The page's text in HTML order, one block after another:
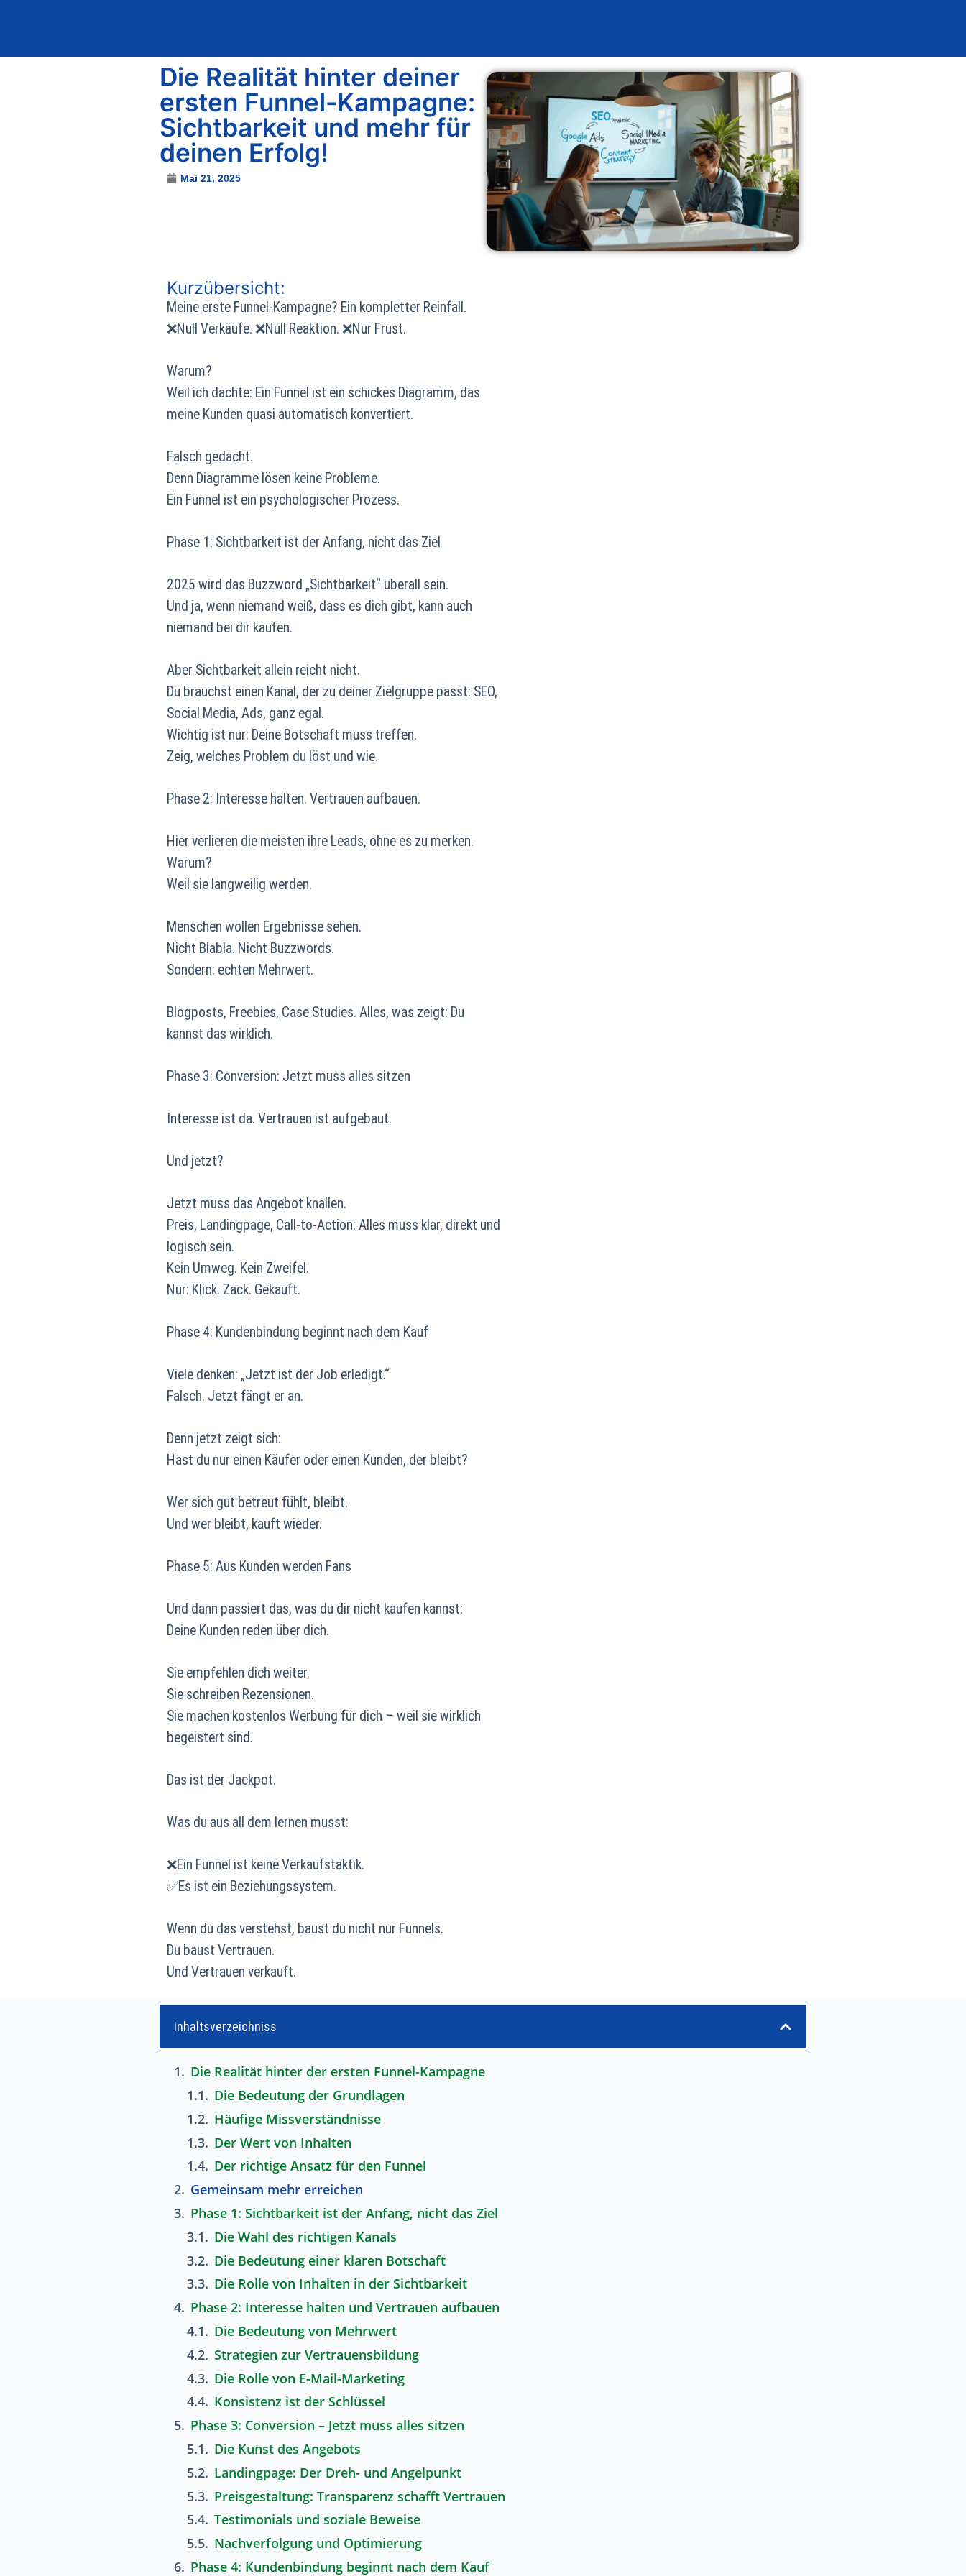
Die Realität hinter deiner
ersten Funnel-Kampagne:
Sichtbarkeit und mehr für
deinen Erfolg!
Mai 21, 2025
Kurzübersicht:
Meine erste Funnel-Kampagne? Ein kompletter Reinfall.
❌Null Verkäufe. ❌Null Reaktion. ❌Nur Frust.
Warum?
Weil ich dachte: Ein Funnel ist ein schickes Diagramm, das
meine Kunden quasi automatisch konvertiert.
Falsch gedacht.
Denn Diagramme lösen keine Probleme.
Ein Funnel ist ein psychologischer Prozess.
Phase 1: Sichtbarkeit ist der Anfang, nicht das Ziel
2025 wird das Buzzword „Sichtbarkeit“ überall sein.
Und ja, wenn niemand weiß, dass es dich gibt, kann auch
niemand bei dir kaufen.
Aber Sichtbarkeit allein reicht nicht.
Du brauchst einen Kanal, der zu deiner Zielgruppe passt: SEO,
Social Media, Ads, ganz egal.
Wichtig ist nur: Deine Botschaft muss treffen.
Zeig, welches Problem du löst und wie.
Phase 2: Interesse halten. Vertrauen aufbauen.
Hier verlieren die meisten ihre Leads, ohne es zu merken.
Warum?
Weil sie langweilig werden.
Menschen wollen Ergebnisse sehen.
Nicht Blabla. Nicht Buzzwords.
Sondern: echten Mehrwert.
Blogposts, Freebies, Case Studies. Alles, was zeigt: Du
kannst das wirklich.
Phase 3: Conversion: Jetzt muss alles sitzen
Interesse ist da. Vertrauen ist aufgebaut.
Und jetzt?
Jetzt muss das Angebot knallen.
Preis, Landingpage, Call-to-Action: Alles muss klar, direkt und
logisch sein.
Kein Umweg. Kein Zweifel.
Nur: Klick. Zack. Gekauft.
Phase 4: Kundenbindung beginnt nach dem Kauf
Viele denken: „Jetzt ist der Job erledigt.“
Falsch. Jetzt fängt er an.
Denn jetzt zeigt sich:
Hast du nur einen Käufer oder einen Kunden, der bleibt?
Wer sich gut betreut fühlt, bleibt.
Und wer bleibt, kauft wieder.
Phase 5: Aus Kunden werden Fans
Und dann passiert das, was du dir nicht kaufen kannst:
Deine Kunden reden über dich.
Sie empfehlen dich weiter.
Sie schreiben Rezensionen.
Sie machen kostenlos Werbung für dich – weil sie wirklich
begeistert sind.
Das ist der Jackpot.
Was du aus all dem lernen musst:
❌Ein Funnel ist keine Verkaufstaktik.
✅Es ist ein Beziehungssystem.
Wenn du das verstehst, baust du nicht nur Funnels.
Du baust Vertrauen.
Und Vertrauen verkauft.
Inhaltsverzeichniss
Die Realität hinter der ersten Funnel-Kampagne
Die Bedeutung der Grundlagen
Häufige Missverständnisse
Der Wert von Inhalten
Der richtige Ansatz für den Funnel
Gemeinsam mehr erreichen
Phase 1: Sichtbarkeit ist der Anfang, nicht das Ziel
Die Wahl des richtigen Kanals
Die Bedeutung einer klaren Botschaft
Die Rolle von Inhalten in der Sichtbarkeit
Phase 2: Interesse halten und Vertrauen aufbauen
Die Bedeutung von Mehrwert
Strategien zur Vertrauensbildung
Die Rolle von E-Mail-Marketing
Konsistenz ist der Schlüssel
Phase 3: Conversion – Jetzt muss alles sitzen
Die Kunst des Angebots
Landingpage: Der Dreh- und Angelpunkt
Preisgestaltung: Transparenz schafft Vertrauen
Testimonials und soziale Beweise
Nachverfolgung und Optimierung
Phase 4: Kundenbindung beginnt nach dem Kauf